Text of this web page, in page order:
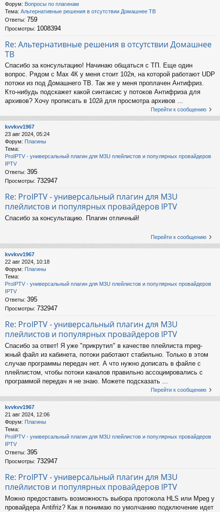
Форум: Вопросы по плагинам
Тема: Альтернативные решения в отсутствии Домашнее ТВ
Ответы: 759
Просмотры: 1008394
Re: Альтернативные решения в отсутствии Домашнее
ТВ
Спасибо за консультацию! Начинаю общаться с ТП. Еще один
вопрос. Рядом с Мах 4К у меня стоит 102я, на которой работают UDP
потоки из под Домашнего ТВ. Так же у меня проплачен Антифриз.
Кто-нибудь подскажет какой синтаксис у потоков Антифриза для
архивов? Хочу прописать в 102й для просмотра архивов ...
Перейти к сообщению
kvvkvv1967
23 авг 2024, 05:24
Форум: Плагины
Тема:
ProIPTV - универсальный плагин для M3U плейлистов и популярных провайдеров
IPTV
Ответы: 395
Просмотры: 732947
Re: ProIPTV - универсальный плагин для M3U
плейлистов и популярных провайдеров IPTV
Спасибо за консультацию. Плагин отличный!
Перейти к сообщению
kvvkvv1967
22 авг 2024, 10:18
Форум: Плагины
Тема:
ProIPTV - универсальный плагин для M3U плейлистов и популярных провайдеров
IPTV
Ответы: 395
Просмотры: 732947
Re: ProIPTV - универсальный плагин для M3U
плейлистов и популярных провайдеров IPTV
Спасибо за ответ! Я уже "прикрутил" в качестве плейлиста mpeg-
жный файл из кабинета, потоки работают стабильно. Только в этом
случае программы передач нет. А что нужно дописать в файле с
плейлистом, чтобы потоки каналов правильно ассоциировались с
программой передач я не знаю. Можете подсказать ...
Перейти к сообщению
kvvkvv1967
21 авг 2024, 12:06
Форум: Плагины
Тема:
ProIPTV - универсальный плагин для M3U плейлистов и популярных провайдеров
IPTV
Ответы: 395
Просмотры: 732947
Re: ProIPTV - универсальный плагин для M3U
плейлистов и популярных провайдеров IPTV
Можно предоставить возможность выбора протокола HLS или Mpeg у
провайдера Antifriz? Как я понимаю по умолчанию подключение идет